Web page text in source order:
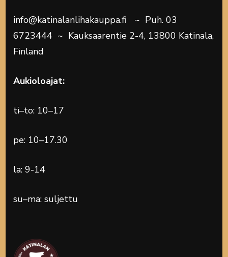
info@katinalanlihakauppa.fi ~ Puh. 03
6723444 ~ Kauksaarentie 2-4, 13800 Katinala,
Finland
Aukioloajat:
ti–to: 10–17
pe: 10–17.30
la: 9-14
su–ma: suljettu